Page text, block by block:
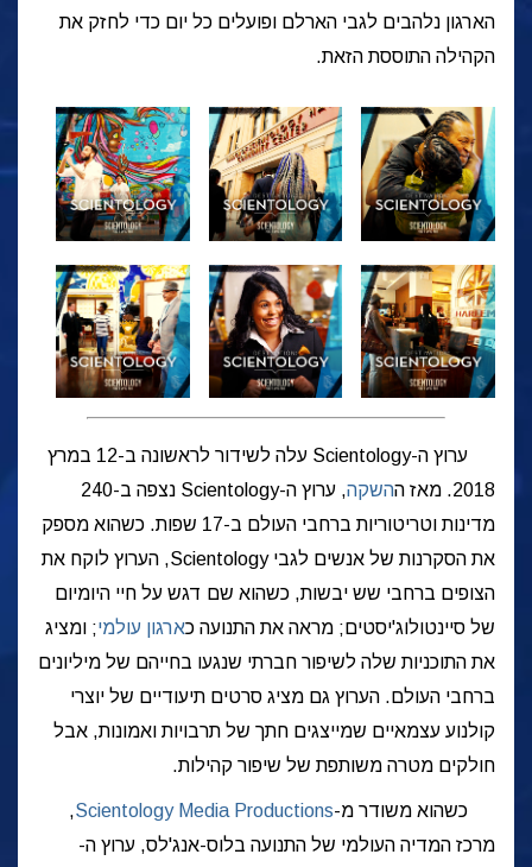
הארגון נלהבים לגבי הארלם ופועלים כל יום כדי לחזק את
הקהילה התוססת הזאת.
ערוץ ה-Scientology עלה לשידור לראשונה ב-12 במרץ
2018. מאז ה
השקה
, ערוץ ה-Scientology נצפה ב-240
מדינות וטריטוריות ברחבי העולם ב-17 שפות. כשהוא מספק
את הסקרנות של אנשים לגבי Scientology, הערוץ לוקח את
הצופים ברחבי שש יבשות, כשהוא שם דגש על חיי היומיום
של סיינטולוג'יסטים; מראה את התנועה כארגון עולמי; ומציג
את התוכניות שלה לשיפור חברתי שנגעו בחייהם של מיליונים
ברחבי העולם. הערוץ גם מציג סרטים תיעודיים של יוצרי
קולנוע עצמאיים שמייצגים חתך של תרבויות ואמונות, אבל
חולקים מטרה משותפת של שיפור קהילות.
כשהוא משודר מ-Scientology Media Productions
,
מרכז המדיה העולמי של התנועה בלוס-אנג'לס, ערוץ ה-